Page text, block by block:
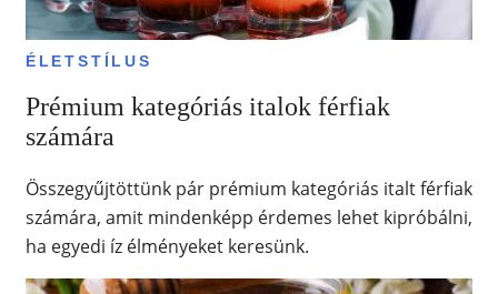
ÉLETSTÍLUS
Prémium kategóriás italok férfiak
számára
Összegyűjtöttünk pár prémium kategóriás italt férfiak
számára, amit mindenképp érdemes lehet kipróbálni,
ha egyedi íz élményeket keresünk.